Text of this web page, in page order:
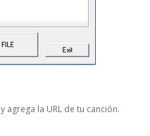
y agrega la URL de tu canción.